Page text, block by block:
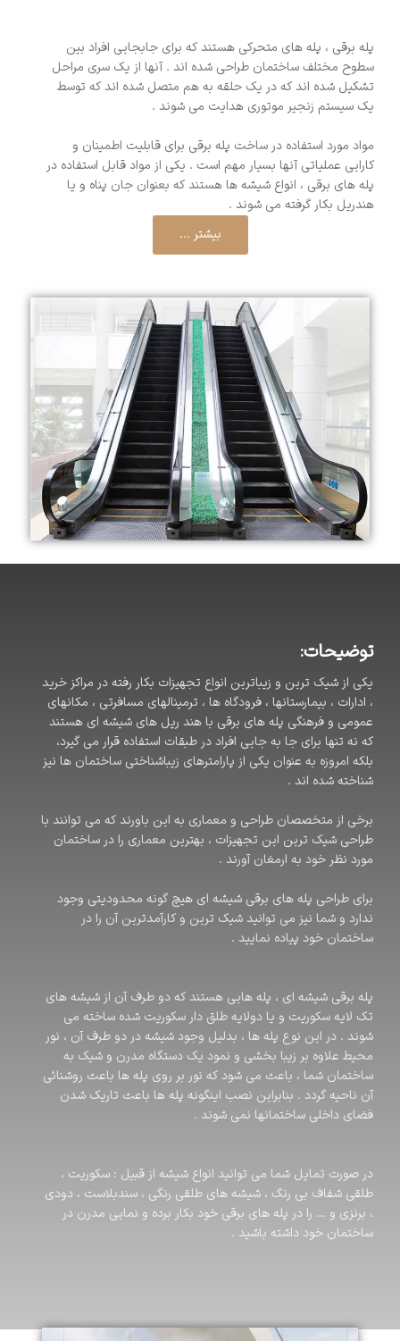
پله برقی ، پله های متحرکی هستند که برای جابجایی افراد بین
سطوح مختلف ساختمان طراحی شده اند . آنها از یک سری مراحل
تشکیل شده اند که در یک حلقه به هم متصل شده اند که توسط
یک سیستم زنجیر موتوری هدایت می شوند .
مواد مورد استفاده در ساخت پله برقی برای قابلیت اطمینان و
کارایی عملیاتی آنها بسیار مهم است . یکی از مواد قابل استفاده در
پله های برقی ، انواع شیشه ها هستند که بعنوان جان پناه و یا
هندریل بکار گرفته می شوند .
بیشتر ...
توضیحات:
یکی از شیک ترین و زیباترین انواع تجهیزات بکار رفته در مراکز خرید
، ادارات ، بیمارستانها ، فرودگاه ها ، ترمینالهای مسافرتی ، مکانهای
عمومی و فرهنگی پله های برقی با هند ریل های شیشه ای هستند
که نه تنها برای جا به جایی افراد در طبقات استفاده قرار می گیرد،
بلکه امروزه به عنوان یکی از پارامترهای زیباشناختی ساختمان ها نیز
شناخته شده اند .
برخی از متخصصان طراحی و معماری به این باورند که می توانند با
طراحی شیک ترین این تجهیزات ، بهترین معماری را در ساختمان
مورد نظر خود به ارمغان آورند .
برای طراحی پله های برقی شیشه ای هیچ گونه محدودیتی وجود
ندارد و شما نیز می توانید شیک ترین و کارآمدترین آن را در
ساختمان خود پیاده نمایید .
پله برقی شیشه ای ، پله هایی هستند که دو طرف آن از شیشه های
تک لایه سکوریت و یا دولایه طلق دار سکوریت شده ساخته می
شوند . در این نوع پله ها ، بدلیل وجود شیشه در دو طرف آن ، نور
محیط علاوه بر زیبا بخشی و نمود یک دستگاه مدرن و شیک به
ساختمان شما ، باعث می شود که نور بر روی پله ها باعث روشنائی
آن ناحیه گردد . بنابراین نصب اینگونه پله ها باعث تاریک شدن
فضای داخلی ساختمانها نمی شوند .
در صورت تمایل شما می توانید انواع شیشه از قبیل : سکوریت ،
طلقی شفاف بی رنگ ، شیشه های طلقی رنگی ، سندبلاست ، دودی
، برنزی و … را در پله های برقی خود بکار برده و نمایی مدرن در
ساختمان خود داشته باشید .